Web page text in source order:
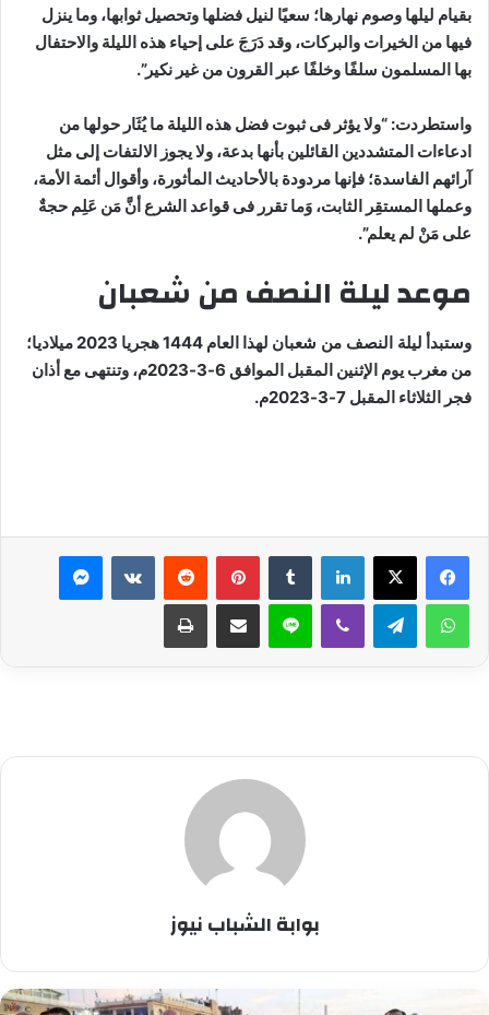
بقيام ليلها وصوم نهارها؛ سعيًا لنيل فضلها وتحصيل ثوابها، وما ينزل
فيها من الخيرات والبركات، وقد دَرَجَ على إحياء هذه الليلة والاحتفال
بها المسلمون سلفًا وخلفًا عبر القرون من غير نكير”.
واستطردت: “ولا يؤثر فى ثبوت فضل هذه الليلة ما يُثَار حولها من
ادعاءات المتشددين القائلين بأنها بدعة، ولا يجوز الالتفات إلى مثل
آرائهم الفاسدة؛ فإنها مردودة بالأحاديث المأثورة، وأقوال أئمة الأمة،
وعملها المستقِر الثابت، وَما تقرر فى قواعد الشرع أنَّ مَن عَلِم حجةٌ
على مَنْ لم يعلم”.
موعد ليلة النصف من شعبان
وستبدأ ليلة النصف من شعبان
لهذا العام 1444 هجريا 2023 ميلاديا؛
من مغرب يوم الإثنين المقبل الموافق 6-3-2023م، وتنتهى مع أذان
فجر الثلاثاء المقبل 7-3-2023م.
لينكدإن بينتيريست ماسنجر
واتساب تيلقرام ڤايبر لاين مشاركة عبر البريد طباعة
بوابة الشباب نيوز